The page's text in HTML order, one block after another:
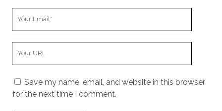
Save my name, email, and website in this browser
for the next time I comment.